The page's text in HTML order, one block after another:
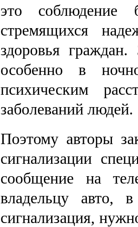
это соблюдение
стремящихся
здоровья
особенно в
психическим
заболеваний людей.
Поэтому авторы
сигнализации
сообщение на
владельцу авто,
сигнализация,